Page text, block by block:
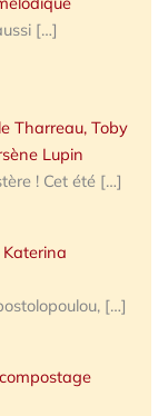
[…]
Tharreau, Toby
Lupin
! Cet été […]
[…]